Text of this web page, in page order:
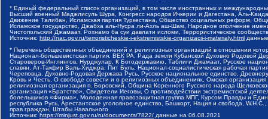
* Единый федеральный список организаций, в том числе иностранных и
Высший военный Маджлисуль Шура, Конгресс народов Ичкерии и Дагестана, Аль-
Движение Талибан, Исламская партия Туркестана, Общество социальных реформ,
Исламское государство, Джабха аль-Нусра ли-Ахль аш-Шам, Народное ополчение
Чистопольский Джамаат, Рохнамо ба суи давлати исломи, Террористическое
Источник: http://nac.gov.ru/terroristicheskie-i-ekstremistskie-organizacii-i-materialy.html
* Перечень общественных объединений и религиозных организаций в отношении
Национал-большевистская партия, ВЕК РА, Рада земли Кубанской Духовно Родовой
Староверов-Инглингов, Нурджулар, К Богодержавию, Таблиги Джамаат, Русское
славян, Ат-Такфир Валь-Хиджра, Пит Буль, Национал-социалистическая рабочая
Череповца, Духовно-Родовая Держава Русь, Русское национальное единство,
Кровь и Честь, О свободе совести и о религиозных объединениях, Омская
религиозная организация п. Боровский, Община Коренного Русского народа
организация «Братство», Свидетели Иеговы, О противодействии экстремистской
болельщиков «Фирма», Молодежная правозащитная группа МПГ, Курсом Правды и
республика Русь, Арестантское уголовное единство, Башкорт, Нация и свобода,
прав граждан, Штабы Навального
Источник: https://minjust.gov.ru/ru/documents/7822/ данные на 06.08.2021